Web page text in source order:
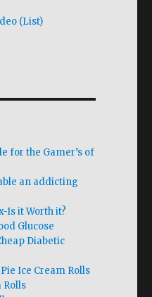
(List)
for the Gamer’s of
an addicting
Is it Worth it?
Glucose
Diabetic
Ice Cream Rolls
Rolls